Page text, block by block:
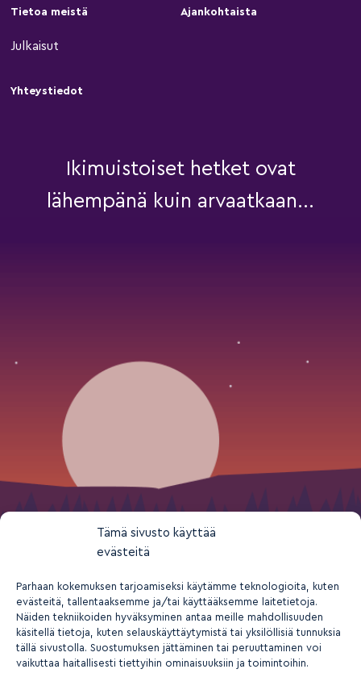
Tämä sivusto käyttää
evästeitä
Parhaan kokemuksen tarjoamiseksi käytämme teknologioita, kuten
evästeitä, tallentaaksemme ja/tai käyttääksemme laitetietoja.
Näiden tekniikoiden hyväksyminen antaa meille mahdollisuuden
käsitellä tietoja, kuten selauskäyttäytymistä tai yksilöllisiä tunnuksia
tällä sivustolla. Suostumuksen jättäminen tai peruuttaminen voi
vaikuttaa haitallisesti tiettyihin ominaisuuksiin ja toimintoihin.
Tietoa meistä
Julkaisut
Ajankohtaista
Yhteystiedot
Ikimuistoiset hetket ovat
lähempänä kuin arvaatkaan...